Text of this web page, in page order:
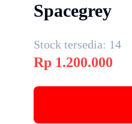
Spacegrey
Stock tersedia: 14
Rp 1.200.000